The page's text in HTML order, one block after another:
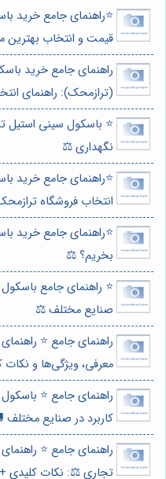
قیمت و انتخاب بهترین
(ترازمحک): راهنمای
⭐️ باسکول سینی استیل
نگهداری ⚖️
⭐️راهنمای جامع خرید
انتخاب فروشگاه
⭐️راهنمای جامع خرید
بخریم؟ ⚖️
صنایع مختلف ⚖️
راهنمای جامع ⭐️
معرفی، ویژگی‌ها و
راهنمای جامع ⭐️
کاربرد در صنایع مختلف
راهنمای جامع ⭐️
تجاری ⚖️: نکات کلیدی